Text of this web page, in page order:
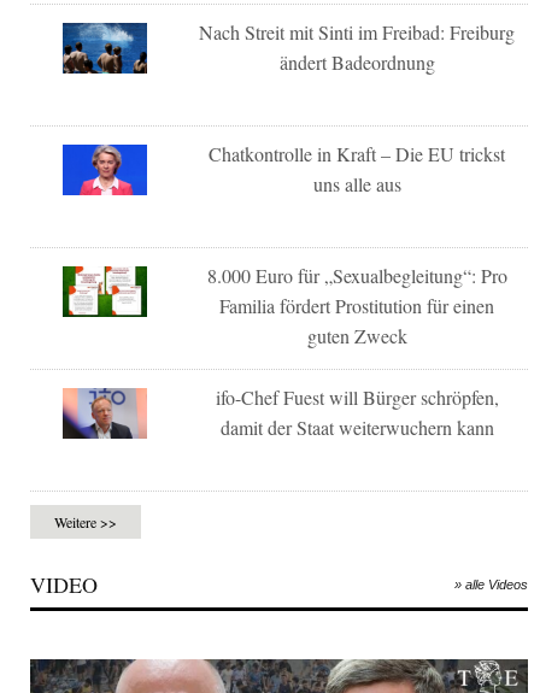
Nach Streit mit Sinti im Freibad: Freiburg
ändert Badeordnung
Chatkontrolle in Kraft – Die EU trickst
uns alle aus
8.000 Euro für „Sexualbegleitung“: Pro
Familia fördert Prostitution für einen
guten Zweck
ifo-Chef Fuest will Bürger schröpfen,
damit der Staat weiterwuchern kann
Weitere >>
VIDEO » alle Videos